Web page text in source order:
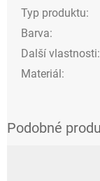
Typ produktu:
Barva:
Další vlastnosti:
Materiál: